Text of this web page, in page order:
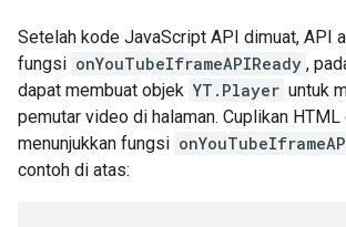
Setelah kode JavaScript API dimuat, API
fungsi onYouTubeIframeAPIReady ,
dapat membuat objek YT.Player untuk
pemutar video di halaman. Cuplikan HTML
menunjukkan fungsi
contoh di atas: